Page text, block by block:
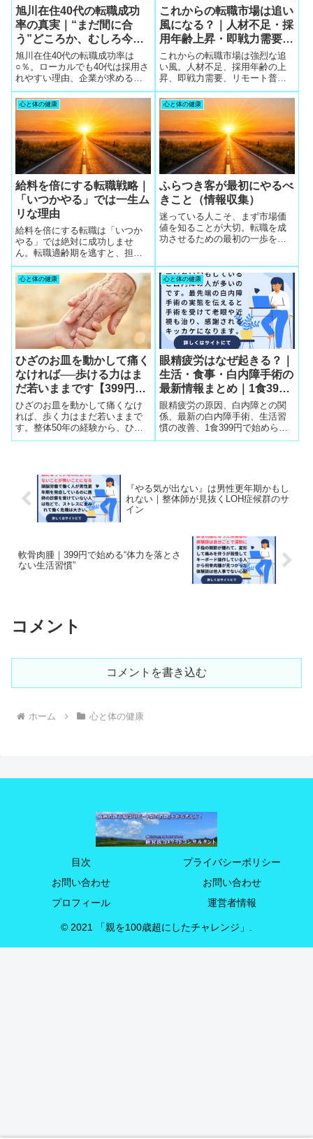
旭川在住40代の転職成功
率の真実｜“まだ間に合
う”どころか、むしろ今が
チャンス
旭川在住40代の転職成功率は
○％。ローカルでも40代は採用さ
れやすい理由、企業が求める経
験値、そして優しい担当者を見
つけるための5社同時相談の重要
性を解説。
これからの転職市場は追い
風になる？｜人材不足・採
用年齢上昇・即戦力需要で
40代以降が有利に
これからの転職市場は強烈な追
い風。人材不足、採用年齢の上
昇、即戦力需要、リモート普及
が根拠。成功者の相談回数は7.4
社で、5社同時相談が年収交渉成
功率を3倍に跳ね上げる。アデ
コ・ツインプロ・TechGo・
MyVision・Remofulが強い。
心と体の健康
給料を倍にする転職戦略｜
「いつかやる」では一生ム
リな理由
給料を倍にする転職は「いつか
やる」では絶対に成功しませ
ん。転職適齢期を逃すと、担当
者から「もう難しい」と言われ
る現実があります。今の会社で
能力を発揮できない人が、未来
を変えるための具体的な行動を
まとめました。
心と体の健康
ふらつき客が最初にやるべ
きこと（情報収集）
迷っている人こそ、まず市場価
値を知ることが大切。転職を成
功させるための最初の一歩をや
心と体の健康
ひざのお皿を動かして痛く
なければ──歩ける力はま
だ若いままです【399円の
食事で毎日を守る】
ひざのお皿を動かして痛くなけ
れば、歩く力はまだ若いままで
す。整体50年の経験から、ひざ
痛の初期症状と改善のポイント
心と体の健康
眼精疲労はなぜ起きる？｜
生活・食事・白内障手術の
最新情報まとめ｜1食399
円で始める健康食
眼精疲労の原因、白内障との関
係、最新の白内障手術、生活習
慣の改善、1食399円で始められ
る高齢者向け健康食まで、目と
『やる気が出ない』は男性更年期かもし
れない｜整体師が見抜くLOH症候群のサ
イン
軟骨肉腫｜399円で始める“体力を落とさ
ない生活習慣”
コメント
コメントを書き込む
ホーム 心と体の健康
目次
プライバシーポリシー
お問い合わせ
お問い合わせ
プロフィール
運営者情報
© 2021 「親を100歳超にしたチャレンジ」.